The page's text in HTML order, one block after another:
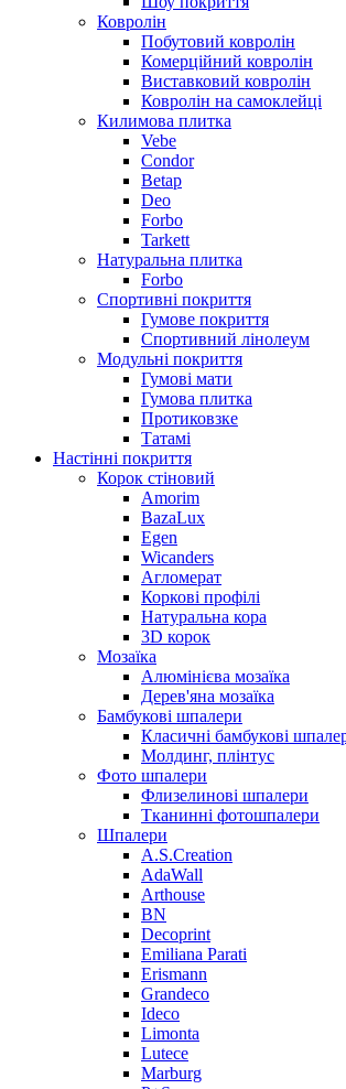
Ковролін
Побутовий ковролін
Комерційний ковролін
Виставковий ковролін
Ковролін на самоклейці
Килимова плитка
Vebe
Condor
Betap
Deo
Forbo
Tarkett
Натуральна плитка
Forbo
Спортивні покриття
Гумове покриття
Спортивний лінолеум
Модульні покриття
Гумові мати
Гумова плитка
Протиковзке
Татамі
Настінні покриття
Корок стіновий
Amorim
BazaLux
Egen
Wicanders
Агломерат
Коркові профілі
Натуральна кора
3D корок
Мозаїка
Алюмінієва мозаїка
Дерев'яна мозаїка
Бамбукові шпалери
Класичні бамбукові
Молдинг, плінтус
Фото шпалери
Флизелинові шпалери
Тканинні фотошпалери
Шпалери
A.S.Creation
AdaWall
Arthouse
BN
Decoprint
Emiliana Parati
Erismann
Grandeco
Ideco
Limonta
Lutece
Marburg